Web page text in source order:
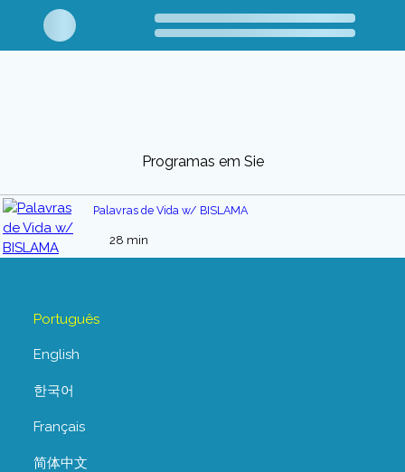
Programas em Sie
Palavras de Vida w/ BISLAMA
28 min
Português
English
한국어
Français
简体中文